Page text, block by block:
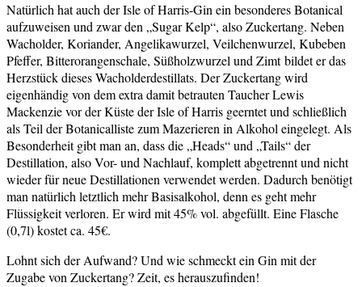
Natürlich hat auch der Isle of Harris-Gin ein besonderes Botanical
aufzuweisen und zwar den „Sugar Kelp“, also Zuckertang. Neben
Wacholder, Koriander, Angelikawurzel, Veilchenwurzel, Kubeben
Pfeffer, Bitterorangenschale, Süßholzwurzel und Zimt bildet er das
Herzstück dieses Wacholderdestillats. Der Zuckertang wird
eigenhändig von dem extra damit betrauten Taucher Lewis
Mackenzie vor der Küste der Isle of Harris geerntet und schließlich
als Teil der Botanicalliste zum Mazerieren in Alkohol eingelegt. Als
Besonderheit gibt man an, dass die „Heads“ und „Tails“ der
Destillation, also Vor- und Nachlauf, komplett abgetrennt und nicht
wieder für neue Destillationen verwendet werden. Dadurch benötigt
man natürlich letztlich mehr Basisalkohol, denn es geht mehr
Flüssigkeit verloren. Er wird mit 45% vol. abgefüllt. Eine Flasche
(0,7l) kostet ca. 45€.
Lohnt sich der Aufwand? Und wie schmeckt ein Gin mit der
Zugabe von Zuckertang? Zeit, es herauszufinden!